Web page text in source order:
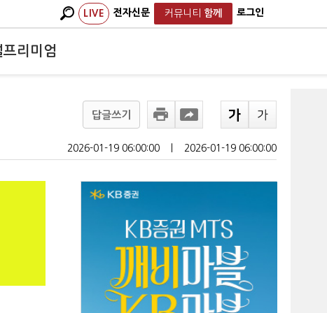
LIVE 전자신문 커뮤니티 함께 로그인
프리미엄
답글쓰기
2026-01-19 06:00:00 2026-01-19 06:00:00